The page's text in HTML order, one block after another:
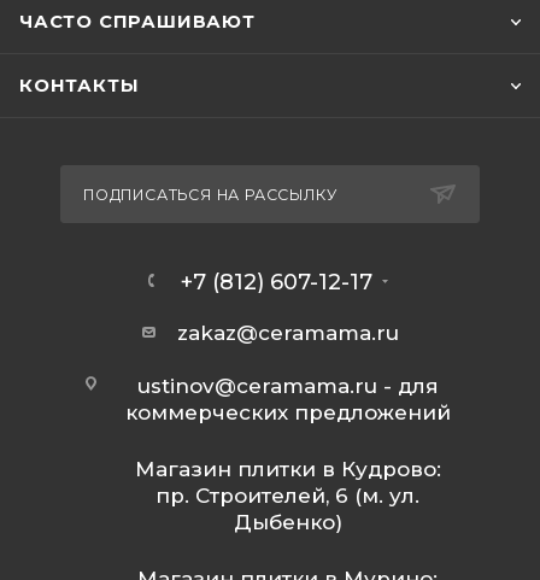
ЧАСТО СПРАШИВАЮТ
КОНТАКТЫ
ПОДПИСАТЬСЯ НА РАССЫЛКУ
+7 (812) 607-12-17
zakaz@ceramama.ru
ustinov@ceramama.ru - для
коммерческих предложений
Магазин плитки в Кудрово:
пр. Строителей, 6 (м. ул.
Дыбенко)